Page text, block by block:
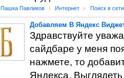
Пашка Павликов l Интернет > Поиск в сети
Добавляем В Яндекс
Здравствуйте
сайдбаре у меня
нажмете, то
Яндекса.